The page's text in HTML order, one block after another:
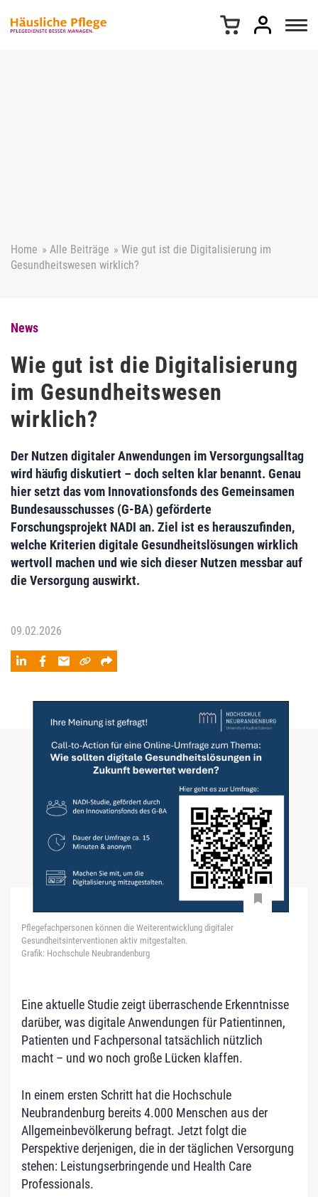
Home » Alle Beiträge » Wie gut ist die Digitalisierung im
Gesundheitswesen wirklich?
News
Wie gut ist die Digitalisierung
im Gesundheitswesen
wirklich?
Der Nutzen digitaler Anwendungen im Versorgungsalltag
wird häufig diskutiert – doch selten klar benannt. Genau
hier setzt das vom Innovationsfonds des Gemeinsamen
Bundesausschusses (G‑BA) geförderte
Forschungsprojekt NADI an. Ziel ist es herauszufinden,
welche Kriterien digitale Gesundheitslösungen wirklich
wertvoll machen und wie sich dieser Nutzen messbar auf
die Versorgung auswirkt.
09.02.2026
Pflegefachpersonen können die Weiterentwicklung digitaler
Gesundheitsinterventionen aktiv mitgestalten.
Grafik: Hochschule Neubrandenburg
Eine aktuelle Studie zeigt überraschende Erkenntnisse
darüber, was digitale Anwendungen für Patientinnen,
Patienten und Fachpersonal tatsächlich nützlich
macht – und wo noch große Lücken klaffen.
In einem ersten Schritt hat die Hochschule
Neubrandenburg bereits 4.000 Menschen aus der
Allgemeinbevölkerung befragt. Jetzt folgt die
Perspektive derjenigen, die in der täglichen Versorgung
stehen: Leistungserbringende und Health Care
Professionals.